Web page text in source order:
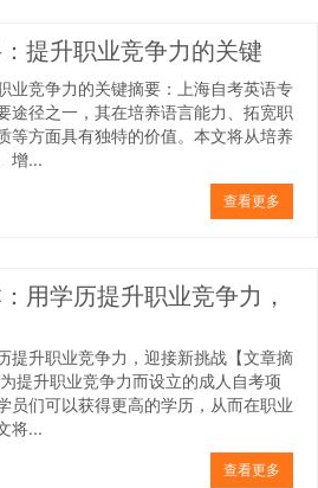
提升职业竞争力的关键
业竞争力的关键摘要：上海自考英语专
途径之一，其在培养语言能力、拓宽职
等方面具有独特的价值。本文将从培养
增...
查看更多
用学历提升职业竞争力，
提升职业竞争力，迎接新挑战【文章摘
提升职业竞争力而设立的成人自考项
员们可以获得更高的学历，从而在职业
将...
查看更多